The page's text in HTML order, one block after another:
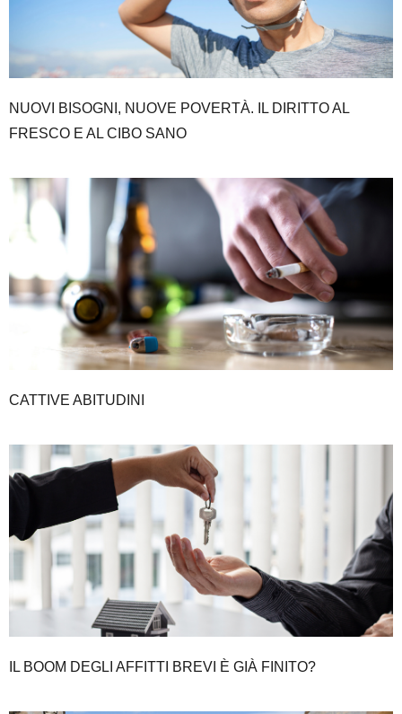
NUOVI BISOGNI, NUOVE POVERTÀ. IL DIRITTO AL
FRESCO E AL CIBO SANO
CATTIVE ABITUDINI
IL BOOM DEGLI AFFITTI BREVI È GIÀ FINITO?